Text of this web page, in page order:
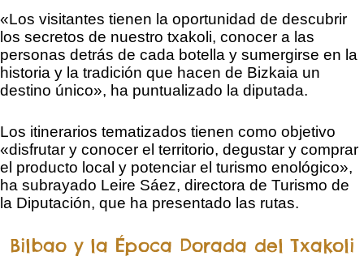
«Los visitantes tienen la oportunidad de descubrir
los secretos de nuestro txakoli, conocer a las
personas detrás de cada botella y sumergirse en la
historia y la tradición que hacen de Bizkaia un
destino único», ha puntualizado la diputada.
Los itinerarios tematizados tienen como objetivo
«disfrutar y conocer el territorio, degustar y comprar
el producto local y potenciar el turismo enológico»,
ha subrayado Leire Sáez, directora de Turismo de
la Diputación, que ha presentado las rutas.
Bilbao y la Época Dorada del Txakoli